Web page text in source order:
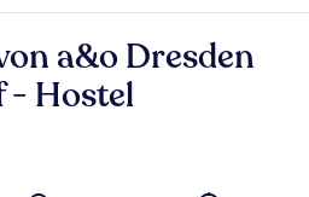
a&o Dresden
- Hostel